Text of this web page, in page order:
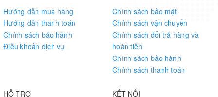
Interface Type SPI/TWI/USART
Number of I/Os 23
3
PWM
Hướng dẫn mua hàng
Hướng dẫn thanh toán
Chính sách bảo hành
Điều khoản dịch vụ
Chính sách bảo mật
Chính sách vận chuyển
Chính sách đổi trả hàng và
hoàn tiền
Chính sách bảo hành
Chính sách thanh toán
HỖ TRỢ KẾT NỐI